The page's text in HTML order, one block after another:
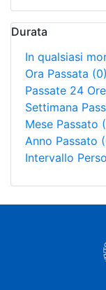
Durata
In qualsiasi
Ora Passata (0)
Passate 24 Ore
Settimana
Mese Passato
Anno Passato
Intervallo